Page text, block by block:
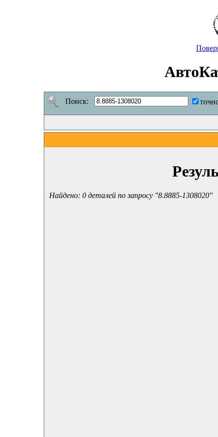
Поиск:
Найдено: 0 деталей по запросу "8.8885-1308020"